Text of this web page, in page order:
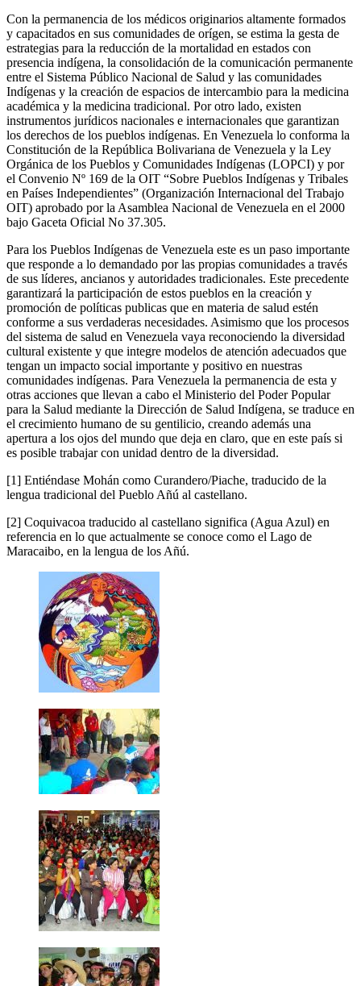
Con la permanencia de los médicos originarios altamente formados
y capacitados en sus comunidades de orígen, se estima la gesta de
estrategias para la reducción de la mortalidad en estados con
presencia indígena, la consolidación de la comunicación permanente
entre el Sistema Público Nacional de Salud y las comunidades
Indígenas y la creación de espacios de intercambio para la medicina
académica y la medicina tradicional. Por otro lado, existen
instrumentos jurídicos nacionales e internacionales que garantizan
los derechos de los pueblos indígenas. En Venezuela lo conforma la
Constitución de la República Bolivariana de Venezuela y la Ley
Orgánica de los Pueblos y Comunidades Indígenas (LOPCI) y por
el Convenio Nº 169 de la OIT “Sobre Pueblos Indígenas y Tribales
en Países Independientes” (Organización Internacional del Trabajo
OIT) aprobado por la Asamblea Nacional de Venezuela en el 2000
bajo Gaceta Oficial No 37.305.
Para los Pueblos Indígenas de Venezuela este es un paso importante
que responde a lo demandado por las propias comunidades a través
de sus líderes, ancianos y autoridades tradicionales. Este precedente
garantizará la participación de estos pueblos en la creación y
promoción de políticas publicas que en materia de salud estén
conforme a sus verdaderas necesidades. Asimismo que los procesos
del sistema de salud en Venezuela vaya reconociendo la diversidad
cultural existente y que integre modelos de atención adecuados que
tengan un impacto social importante y positivo en nuestras
comunidades indígenas. Para Venezuela la permanencia de esta y
otras acciones que llevan a cabo el Ministerio del Poder Popular
para la Salud mediante la Dirección de Salud Indígena, se traduce en
el crecimiento humano de su gentilicio, creando además una
apertura a los ojos del mundo que deja en claro, que en este país si
es posible trabajar con unidad dentro de la diversidad.
[1] Entiéndase Mohán como Curandero/Piache, traducido de la
lengua tradicional del Pueblo Añú al castellano.
[2] Coquivacoa traducido al castellano significa (Agua Azul) en
referencia en lo que actualmente se conoce como el Lago de
Maracaibo, en la lengua de los Añú.